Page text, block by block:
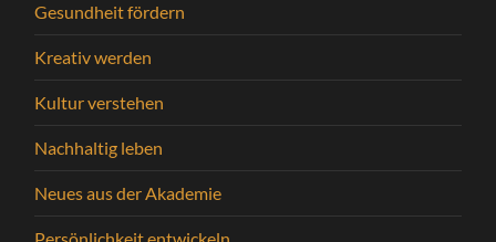
Gesundheit fördern
Kreativ werden
Kultur verstehen
Nachhaltig leben
Neues aus der Akademie